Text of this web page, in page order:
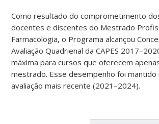
Como resultado do comprometimento
docentes e discentes do Mestrado
Farmacologia, o Programa alcançou
Avaliação Quadrienal da CAPES
máxima para cursos que oferecem
mestrado. Esse desempenho foi mantido
avaliação mais recente (2021–2024).